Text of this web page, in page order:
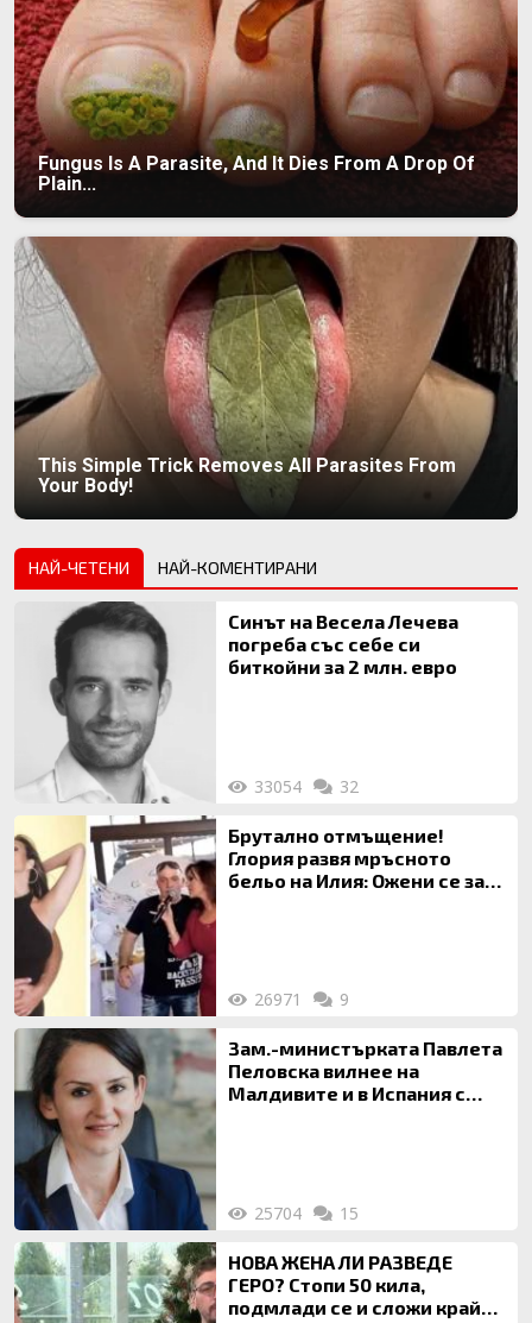
Fungus Is A Parasite, And It Dies From A Drop Of
Plain...
This Simple Trick Removes All Parasites From
Your Body!
НАЙ-ЧЕТЕНИ НАЙ-КОМЕНТИРАНИ
Синът на Весела Лечева
погреба със себе си
биткойни за 2 млн. евро
33054 32
Брутално отмъщение!
Глория развя мръсното
бельо на Илия: Ожени се за
26971 9
Зам.-министърката Павлета
Пеловска вилнее на
Малдивите и в Испания с
25704 15
НОВА ЖЕНА ЛИ РАЗВЕДЕ
ГЕРО? Стопи 50 кила,
подмлади се и сложи край